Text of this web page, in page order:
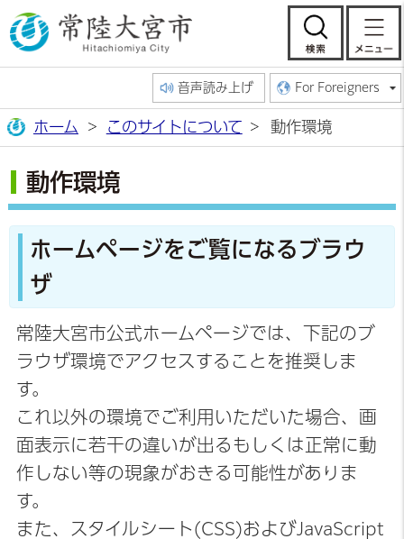
常陸大宮市公
検
音声読み上げ For Foreigners
ホーム このサイトについて 動作環境
動作環境
ホームページをご覧になるブラウ
ザ
常陸大宮市公式ホームページでは、下記のブ
ラウザ環境でアクセスすることを推奨しま
す。
これ以外の環境でご利用いただいた場合、画
面表示に若干の違いが出るもしくは正常に動
作しない等の現象がおきる可能性がありま
す。
また、スタイルシート(CSS)およびJavaScript